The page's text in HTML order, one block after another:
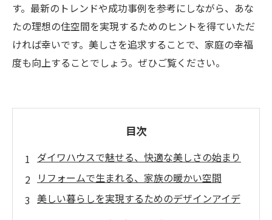
す。最新のトレンドや成功事例を参考にしながら、あな
たの理想の住空間を実現するためのヒントを得ていただ
ければ幸いです。美しさを追求することで、家庭の幸福
度も向上することでしょう。ぜひご覧ください。
目次
ダイワハウスで魅せる、快適な美しさの始まり
リフォームで生まれる、家族の暖かい空間
美しい暮らしを実現するためのデザインアイデ